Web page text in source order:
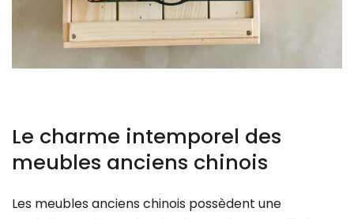
Le charme intemporel des
meubles anciens chinois
Les meubles anciens chinois possèdent une